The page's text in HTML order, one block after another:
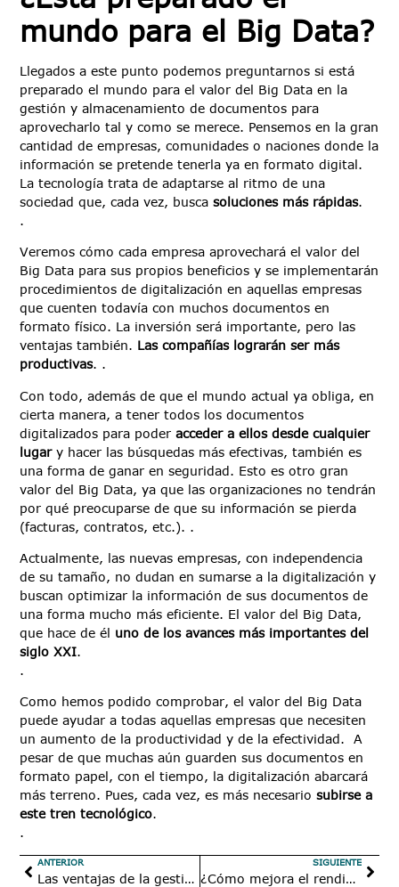
mundo para el Big Data?
Llegados a este punto podemos preguntarnos si está
preparado el mundo para el valor del Big Data en la
gestión y almacenamiento de documentos para
aprovecharlo tal y como se merece. Pensemos en la gran
cantidad de empresas, comunidades o naciones donde la
información se pretende tenerla ya en formato digital.
La tecnología trata de adaptarse al ritmo de una
sociedad que, cada vez, buscasoluciones más rápidas.
.
Veremos cómo cada empresa aprovechará el valor del
Big Data para sus propios beneficios y se implementarán
procedimientos de digitalización en aquellas empresas
que cuenten todavía con muchos documentos en
formato físico. La inversión será importante, pero las
ventajas también. Las compañías lograrán ser más
productivas. .
Con todo, además de que el mundo actual ya obliga, en
cierta manera, a tener todos los documentos
digitalizados para poderacceder a ellos desde cualquier
lugary hacer las búsquedas más efectivas, también es
una forma de ganar en seguridad. Esto es otro gran
valor del Big Data, ya que las organizaciones no tendrán
por qué preocuparse de que su información se pierda
(facturas, contratos, etc.). .
Actualmente, las nuevas empresas, con independencia
de su tamaño, no dudan en sumarse a la digitalización y
buscan optimizar la información de sus documentos de
una forma mucho más eficiente. El valor del Big Data,
que hace de él uno de los avances más importantes del
siglo XXI.
.
Como hemos podido comprobar, el valor del Big Data
puede ayudar a todas aquellas empresas que necesiten
un aumento de la productividad y de la efectividad. A
pesar de que muchas aún guarden sus documentos en
formato papel, con el tiempo, la digitalización abarcará
más terreno. Pues, cada vez, es más necesariosubirse a
este tren tecnológico.
.
ANTERIOR
Las ventajas de la gestión documental para las bibliotecas
SIGUIENTE
¿Cómo mejora el rendimiento de una empresa la digitalización documental?